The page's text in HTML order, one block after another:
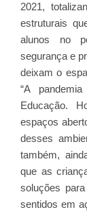
2021,
estruturais
alunos no
segurança e
deixam o
“A
Educação.
espaços
desses
também,
que as
soluções
sentidos em